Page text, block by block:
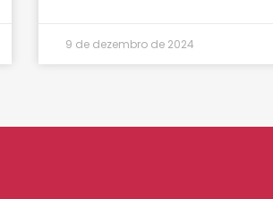
9 de dezembro de 2024